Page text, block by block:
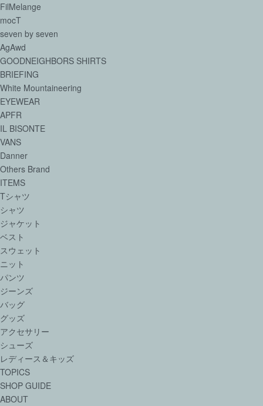
FilMelange
mocT
seven by seven
AgAwd
GOODNEIGHBORS SHIRTS
BRIEFING
White Mountaineering
EYEWEAR
APFR
IL BISONTE
VANS
Danner
Others Brand
ITEMS
Tシャツ
シャツ
ジャケット
ベスト
スウェット
ニット
パンツ
ジーンズ
バッグ
グッズ
アクセサリー
シューズ
レディース＆キッズ
TOPICS
SHOP GUIDE
ABOUT